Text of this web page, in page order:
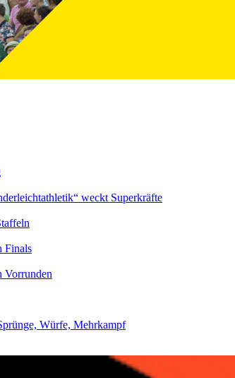
weckt Superkräfte
Finals
Vorrunden
Würfe, Mehrkampf